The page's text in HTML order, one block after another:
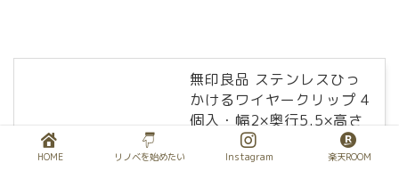
無印良品 ステンレスひっ
かけるワイヤークリップ 4
個入・幅2×奥行5.5×高さ
9.5cm 38755586 シルバ
HOME リノベを始めたい Instagram 楽天ROOM